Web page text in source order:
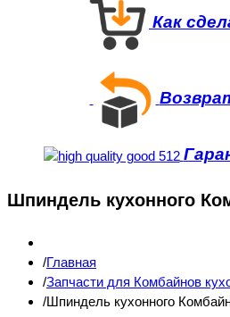
Как
Шпиндель кухонного
Главная
Запчасти для Комбайнов
Шпиндель кухонного